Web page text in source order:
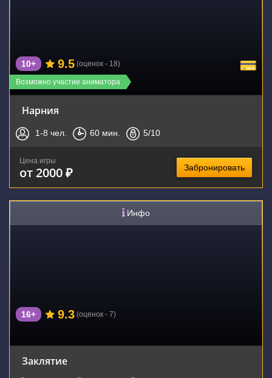
Возможно участие аниматора
10+ 9.5 (оценок - 18)
Нарния
1-8 чел. 60 мин. 5/10
Цена игры
от 2000 ₽ Забронировать
Инфо
16+ 9.3 (оценок - 7)
Заклятие